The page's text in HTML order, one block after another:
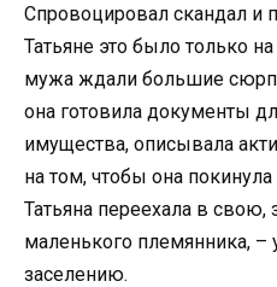
Спровоцировал скандал и
Татьяне это было только
мужа ждали большие
она готовила документы
имущества, описывала
на том, чтобы она
Татьяна переехала в свою,
маленького племянника,
заселению.